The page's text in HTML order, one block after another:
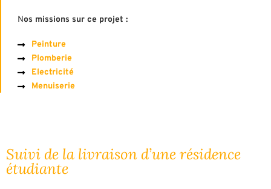
Nos missions sur ce projet :
Peinture
Plomberie
Electricité
Menuiserie
Suivi de la livraison d’une résidence
étudiante